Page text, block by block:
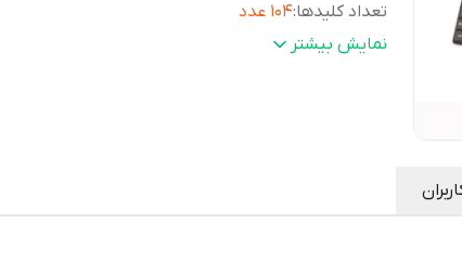
تعداد کلیدها:104 عدد
تعداد کلیدهای فانکشن
نمایش بیشتر